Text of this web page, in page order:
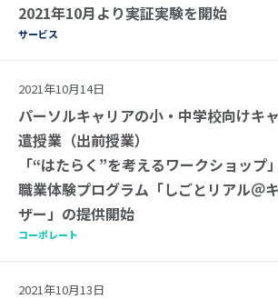
2021年10月より実証実験を開始
サービス
2021年10月14日
パーソルキャリアの小・中学校向けキ
遣授業（出前授業）
「“はたらく”を考えるワークショップ」
職業体験プログラム「しごとリアル＠
ザー」の提供開始
コーポレート
2021年10月13日